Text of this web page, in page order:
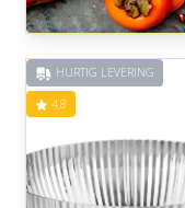
HURTIG LEVERING
4.8